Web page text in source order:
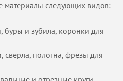
материалы следующих видов:
буры и зубила, коронки для
сверла, полотна, фрезы для
и отрезные круги,